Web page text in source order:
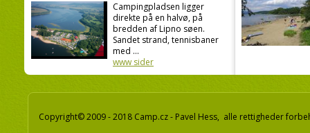
Campingpladsen ligger
direkte på en halvø, på
bredden af Lipno søen.
Sandet strand, tennisbaner
med ...
www sider
Copyright© 2009 - 2018 Camp.cz - Pavel Hess, alle rettigheder